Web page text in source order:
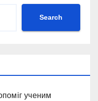
Search
ученим